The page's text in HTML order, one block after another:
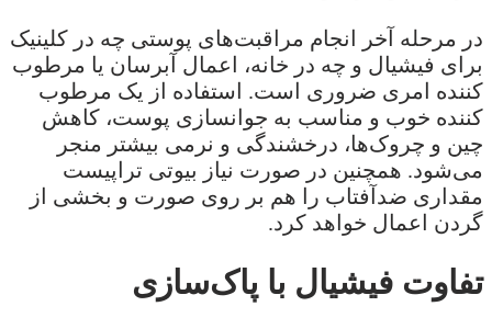
در مرحله آخر انجام مراقبت‌های پوستی چه در کلینیک
برای فیشیال و چه در خانه، اعمال آبرسان یا مرطوب
کننده امری ضروری است. استفاده از یک مرطوب
کننده خوب و مناسب به جوانسازی پوست، کاهش
چین و چروک‌‌ها، درخشندگی و نرمی بیشتر منجر
می‌شود. همچنین در صورت نیاز بیوتی تراپیست
مقداری ضدآفتاب را هم بر روی صورت و بخشی از
گردن اعمال خواهد کرد.
تفاوت فیشیال با پاک‌سازی